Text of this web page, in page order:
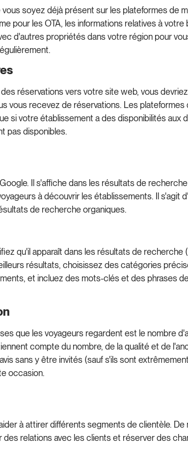
soyez déjà présent sur les plateformes de
pour les OTA, les informations relatives à
d'autres propriétés dans votre région pour
réservations vers votre site web, vous
vous recevez de réservations. Les
si votre établissement a des disponibilités aux
pas disponibles.
Il s'affiche dans les résultats de
à découvrir les établissements. Il s'agit
de recherche organiques.
qu'il apparaît dans les résultats de
résultats, choisissez des catégories
et incluez des mots-clés et des phrases
que les voyageurs regardent est le nombre
compte du nombre, de la qualité et de
sans y être invités (sauf s'ils sont
occasion.
à attirer différents segments de clientèle.
relations avec les clients et réserver des